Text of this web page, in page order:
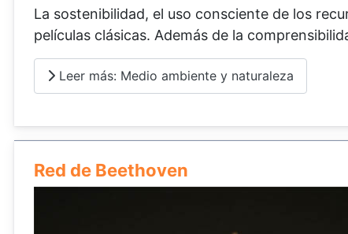
La sostenibilidad, el uso consciente de los
películas clásicas. Además de la
Leer más: Medio ambiente y naturaleza
Red de Beethoven